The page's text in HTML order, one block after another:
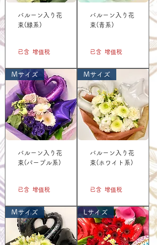
バルーン入り花
束(緑系)
已含 增值税
バルーン入り花
束(青系)
已含 增值税
Mサイズ
バルーン入り花
束(パープル系)
已含 增值税
Mサイズ
バルーン入り花
束(ホワイト系)
已含 增值税
Mサイズ Lサイズ